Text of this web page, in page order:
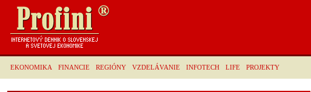
EKONOMIKA FINANCIE REGIÓNY VZDELÁVANIE INFOTECH LIFE PROJEKTY